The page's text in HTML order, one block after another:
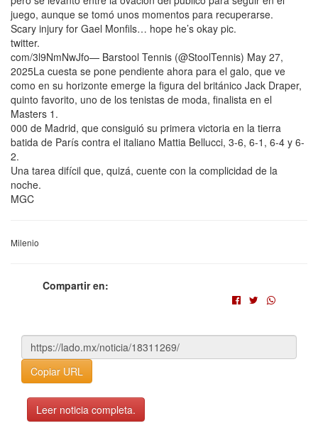
juego, aunque se tomó unos momentos para recuperarse.
Scary injury for Gael Monfils… hope he’s okay pic.
twitter.
com/3l9NmNwJfo— Barstool Tennis (@StoolTennis) May 27,
2025La cuesta se pone pendiente ahora para el galo, que ve
como en su horizonte emerge la figura del británico Jack Draper,
quinto favorito, uno de los tenistas de moda, finalista en el
Masters 1.
000 de Madrid, que consiguió su primera victoria en la tierra
batida de París contra el italiano Mattia Bellucci, 3-6, 6-1, 6-4 y 6-
2.
Una tarea difícil que, quizá, cuente con la complicidad de la
noche.
MGC
Milenio
Compartir en:
Copiar URL
Leer noticia completa.